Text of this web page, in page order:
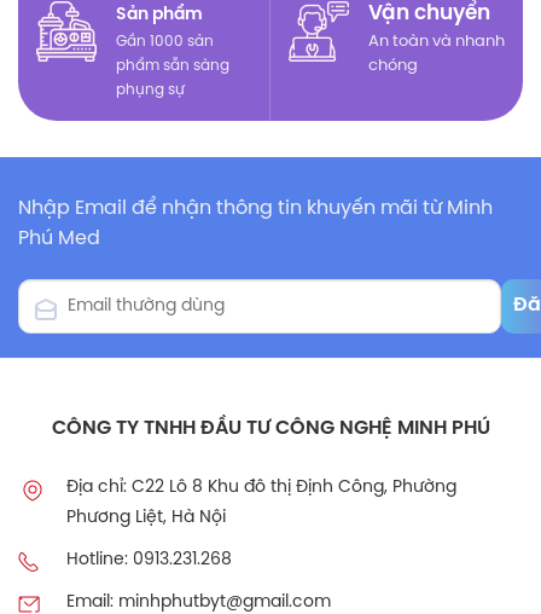
Sản phẩm
Gần 1000 sản
phẩm sẵn sàng
phụng sự
Vận chuyển
An toàn và nhanh
chóng
Nhập Email để nhận thông tin khuyến mãi từ Minh
Phú Med
CÔNG TY TNHH ĐẦU TƯ CÔNG NGHỆ MINH PHÚ
Địa chỉ: C22 Lô 8 Khu đô thị Định Công, Phường
Phương Liệt, Hà Nội
Hotline: 0913.231.268
Email: minhphutbyt@gmail.com